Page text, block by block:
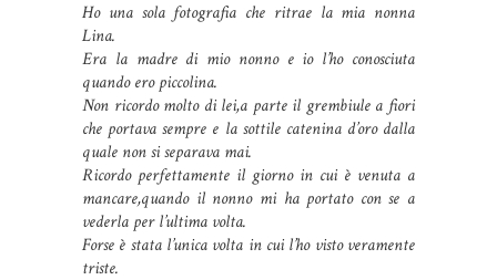
Ho una sola fotografia che ritrae la mia nonna
Lina.
Era la madre di mio nonno e io l’ho conosciuta
quando eropiccolina.
Non ricordo molto di lei,a parte il grembiule a fiori
che portava sempre e la sottile catenina d’oro dalla
quale non si separava mai.
Ricordo perfettamente il giorno in cui è venuta a
mancare,quando il nonno mi ha portato con se a
vederla per l’ultima volta.
Forse è stata l’unica volta in cui l’ho visto veramente
triste.